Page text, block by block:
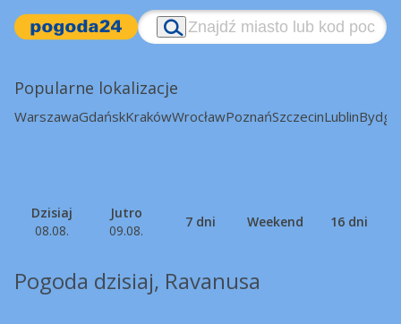
Popularne lokalizacje
WarszawaGdańskKrakówWrocławPoznańSzczecinLublin
Dzisiaj
08.08.
Jutro
09.08.
7 dni Weekend 16 dni
Pogoda dzisiaj, Ravanusa